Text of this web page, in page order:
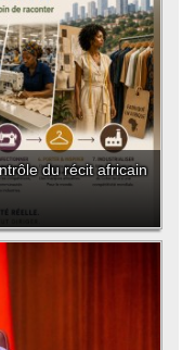
du récit africain